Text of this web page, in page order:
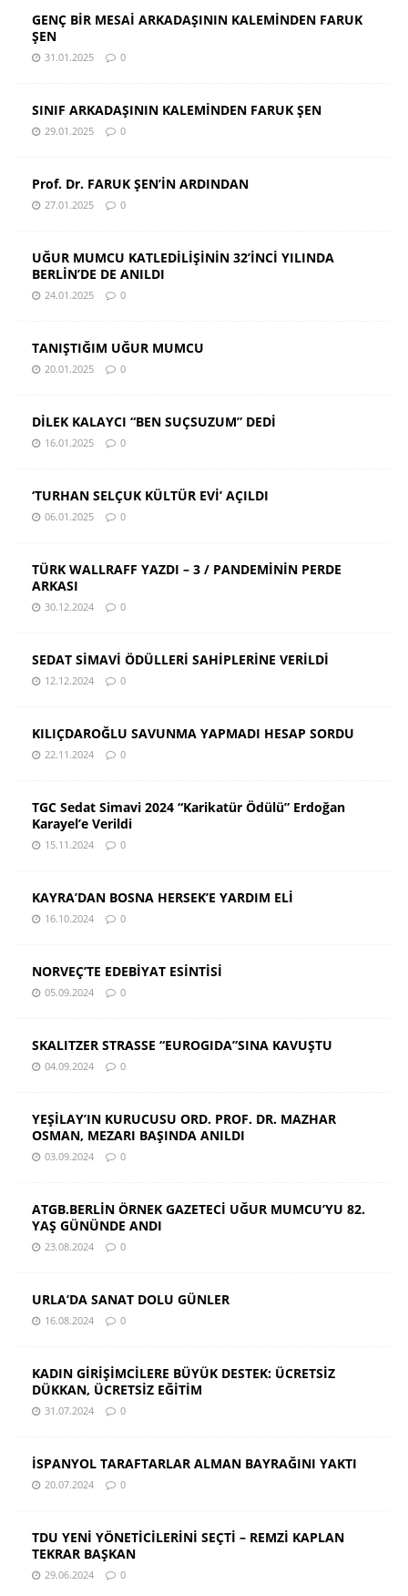
GENÇ BİR MESAİ ARKADAŞININ KALEMİNDEN FARUK
ŞEN
31.01.2025 0
SINIF ARKADAŞININ KALEMİNDEN FARUK ŞEN
29.01.2025 0
Prof. Dr. FARUK ŞEN’İN ARDINDAN
27.01.2025 0
UĞUR MUMCU KATLEDİLİŞİNİN 32’İNCİ YILINDA
BERLİN’DE DE ANILDI
24.01.2025 0
TANIŞTIĞIM UĞUR MUMCU
20.01.2025 0
DİLEK KALAYCI “BEN SUÇSUZUM” DEDİ
16.01.2025 0
‘TURHAN SELÇUK KÜLTÜR EVİ’ AÇILDI
06.01.2025 0
TÜRK WALLRAFF YAZDI – 3 / PANDEMİNİN PERDE
ARKASI
30.12.2024 0
SEDAT SİMAVİ ÖDÜLLERİ SAHİPLERİNE VERİLDİ
12.12.2024 0
KILIÇDAROĞLU SAVUNMA YAPMADI HESAP SORDU
22.11.2024 0
TGC Sedat Simavi 2024 “Karikatür Ödülü” Erdoğan
Karayel’e Verildi
15.11.2024 0
KAYRA’DAN BOSNA HERSEK’E YARDIM ELİ
16.10.2024 0
NORVEÇ’TE EDEBİYAT ESİNTİSİ
05.09.2024 0
SKALITZER STRASSE “EUROGIDA”SINA KAVUŞTU
04.09.2024 0
YEŞİLAY’IN KURUCUSU ORD. PROF. DR. MAZHAR
OSMAN, MEZARI BAŞINDA ANILDI
03.09.2024 0
ATGB.BERLİN ÖRNEK GAZETECİ UĞUR MUMCU’YU 82.
YAŞ GÜNÜNDE ANDI
23.08.2024 0
URLA’DA SANAT DOLU GÜNLER
16.08.2024 0
KADIN GİRİŞİMCİLERE BÜYÜK DESTEK: ÜCRETSİZ
DÜKKAN, ÜCRETSİZ EĞİTİM
31.07.2024 0
İSPANYOL TARAFTARLAR ALMAN BAYRAĞINI YAKTI
20.07.2024 0
TDU YENİ YÖNETİCİLERİNİ SEÇTİ – REMZİ KAPLAN
TEKRAR BAŞKAN
29.06.2024 0